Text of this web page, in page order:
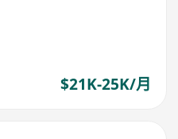
$21K-25K/月